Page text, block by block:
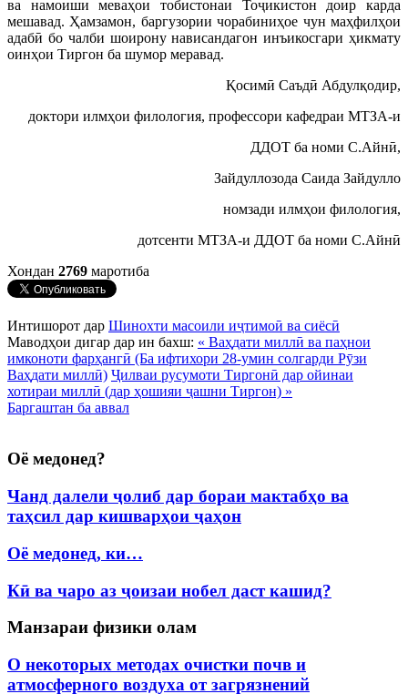
ва намоиши меваҳои тобистонаи Тоҷикистон доир карда
мешавад. Ҳамзамон, баргузории чорабиниҳое чун маҳфилҳои
адабӣ бо чалби шоирону нависандагон инъикосгари ҳикмату
оинҳои Тиргон ба шумор меравад.
Қосимӣ Саъдӣ Абдулқодир,
доктори илмҳои филология, профессори кафедраи МТЗА-и
ДДОТ ба номи С.Айнӣ,
Зайдуллозода Саида Зайдулло
номзади илмҳои филология,
дотсенти МТЗА-и ДДОТ ба номи С.Айнӣ
Хондан 2769 маротиба
Интишорот дар Шинохти масоили иҷтимоӣ ва сиёсӣ
Маводҳои дигар дар ин бахш: « Ваҳдати миллӣ ва паҳнои
имконоти фарҳангӣ (Ба ифтихори 28-умин солгарди Рӯзи
Ваҳдати миллӣ) Ҷилваи русумоти Тиргонӣ дар ойинаи
хотираи миллӣ (дар ҳошияи ҷашни Тиргон) »
Баргаштан ба аввал
Оё медонед?
Чанд далели ҷолиб дар бораи мактабҳо ва
таҳсил дар кишварҳои ҷаҳон
Оё медонед, ки…
Кӣ ва чаро аз ҷоизаи нобел даст кашид?
Манзараи физики олам
О некоторых методах очистки почв и
атмосферного воздуха от загрязнений